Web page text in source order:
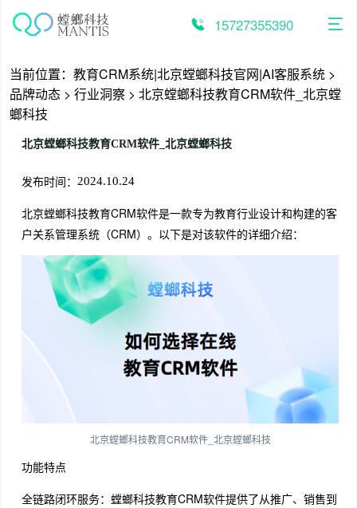
15727355390
当前位置： 教育CRM系统|北京螳螂科技官网|AI客服系统 >
品牌动态 > 行业洞察 > 北京螳螂科技教育CRM软件_北京螳
螂科技
北京螳螂科技教育CRM软件_北京螳螂科技
发布时间： 2024.10.24
北京螳螂科技教育CRM软件是一款专为教育行业设计和构建的客
户关系管理系统（CRM）。以下是对该软件的详细介绍：
北京螳螂科技教育CRM软件_北京螳螂科技
功能特点
全链路闭环服务：螳螂科技教育CRM软件提供了从推广、销售到